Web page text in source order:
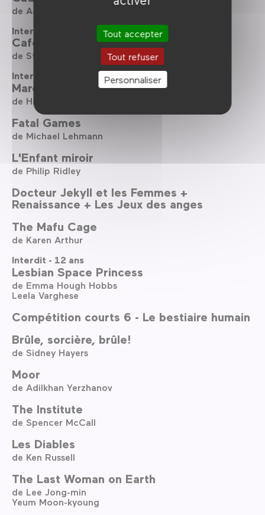
Tout accepter
Tout refuser
Personnaliser
de Adilkhan Yerzhanov
Interdit - 18 ans
Café Flesh
de Stephen Sayadian
Interdit - 16 ans
Marco [ANNULÉ]
de Haneef Adeni
Fatal Games
de Michael Lehmann
L'Enfant miroir
de Philip Ridley
Docteur Jekyll et les Femmes +
Renaissance + Les Jeux des anges
The Mafu Cage
de Karen Arthur
Interdit - 12 ans
Lesbian Space Princess
de Emma Hough Hobbs
Leela Varghese
Compétition courts 6 - Le bestiaire humain
Brûle, sorcière, brûle!
de Sidney Hayers
Moor
de Adilkhan Yerzhanov
The Institute
de Spencer McCall
Les Diables
de Ken Russell
The Last Woman on Earth
de Lee Jong-min
Yeum Moon-kyoung